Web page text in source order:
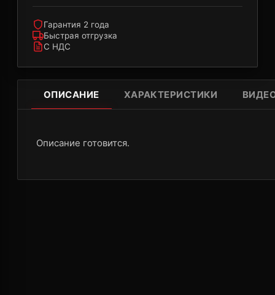
ОПИСАНИЕ ХАРАКТЕРИСТИКИ
Описание готовится.
Гарантия 2 года
Быстрая отгрузка
С НДС